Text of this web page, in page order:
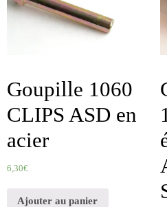
Goupille 1060
CLIPS ASD en
acier
6,30€
Ajouter au panier